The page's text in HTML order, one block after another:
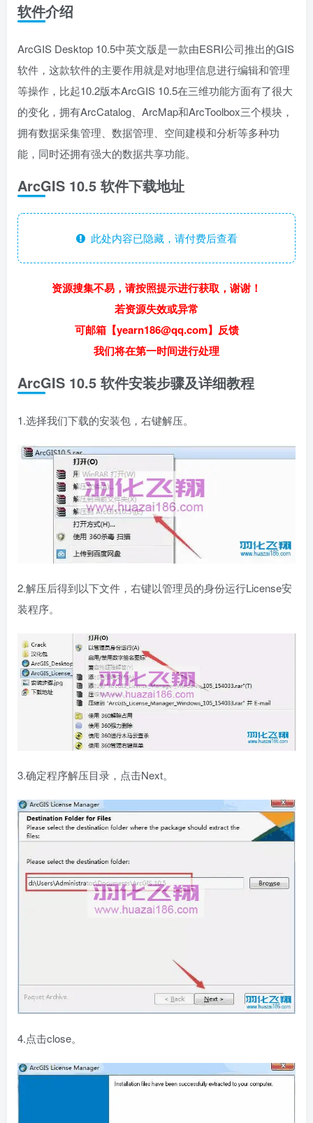
软件介绍
ArcGIS Desktop 10.5中英文版是一款由ESRI公司推出的GIS
软件，这款软件的主要作用就是对地理信息进行编辑和管理
等操作，比起10.2版本ArcGIS 10.5在三维功能方面有了很大
的变化，拥有ArcCatalog、ArcMap和ArcToolbox三个模块，
拥有数据采集管理、数据管理、空间建模和分析等多种功
能，同时还拥有强大的数据共享功能。
ArcGIS 10.5 软件下载地址
此处内容已隐藏，请付费后查看
资源搜集不易，请按照提示进行获取，谢谢！
若资源失效或异常
可邮箱【yearn186@qq.com】反馈
我们将在第一时间进行处理
ArcGIS 10.5 软件安装步骤及详细教程
1.选择我们下载的安装包，右键解压。
2.解压后得到以下文件，右键以管理员的身份运行License安
装程序。
3.确定程序解压目录，点击Next。
4.点击close。